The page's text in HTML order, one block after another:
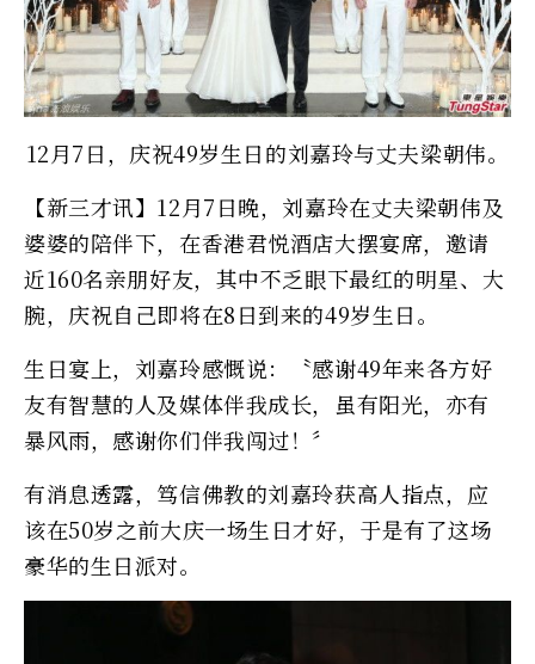
12月7日，庆祝49岁生日的刘嘉玲与丈夫梁朝伟。
【新三才讯】12月7日晚，刘嘉玲在丈夫梁朝伟及
婆婆的陪伴下，在香港君悦酒店大摆宴席，邀请
近160名亲朋好友，其中不乏眼下最红的明星、大
腕，庆祝自己即将在8日到来的49岁生日。
生日宴上，刘嘉玲感慨说：〝感谢49年来各方好
友有智慧的人及媒体伴我成长，虽有阳光，亦有
暴风雨，感谢你们伴我闯过！〞
有消息透露，笃信佛教的刘嘉玲获高人指点，应
该在50岁之前大庆一场生日才好，于是有了这场
豪华的生日派对。